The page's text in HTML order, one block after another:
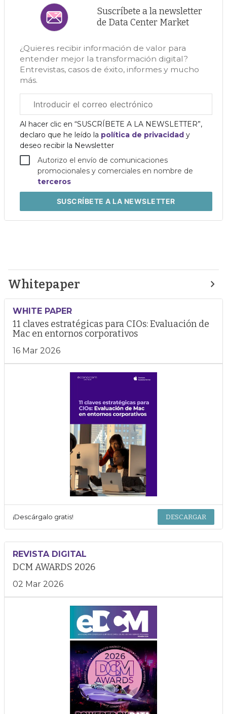
Suscríbete a la newsletter
de Data Center Market
¿Quieres recibir información de valor para
entender mejor la transformación digital?
Entrevistas, casos de éxito, informes y mucho
más.
electrónico
corporativo
Al hacer clic en “SUSCRÍBETE A LA NEWSLETTER”,
declaro que he leído la política de privacidad y
deseo recibir la Newsletter
Autorizo el envío de comunicaciones
promocionales y comerciales en nombre de
terceros
SUSCRÍBETEA LA NEWSLETTER
Whitepaper
WHITE PAPER
11 claves estratégicas para CIOs: Evaluación de
Mac en entornos corporativos
16 Mar 2026
¡Descárgalo gratis! DESCARGAR
REVISTA DIGITAL
DCM AWARDS 2026
02 Mar 2026